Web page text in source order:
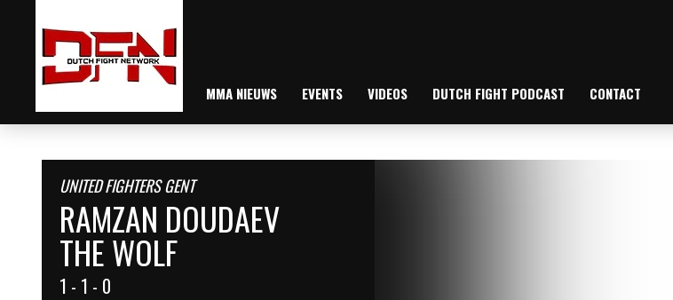
MMA NIEUWS EVENTS VIDEOS DUTCH FIGHT PODCAST CONTACT
UNITED FIGHTERS GENT
RAMZAN DOUDAEV
THE WOLF
1 - 1 - 0